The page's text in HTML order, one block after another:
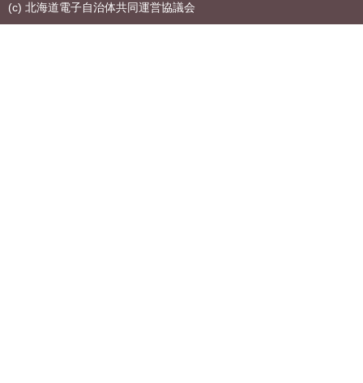
(c) 北海道電子自治体共同運営協議会